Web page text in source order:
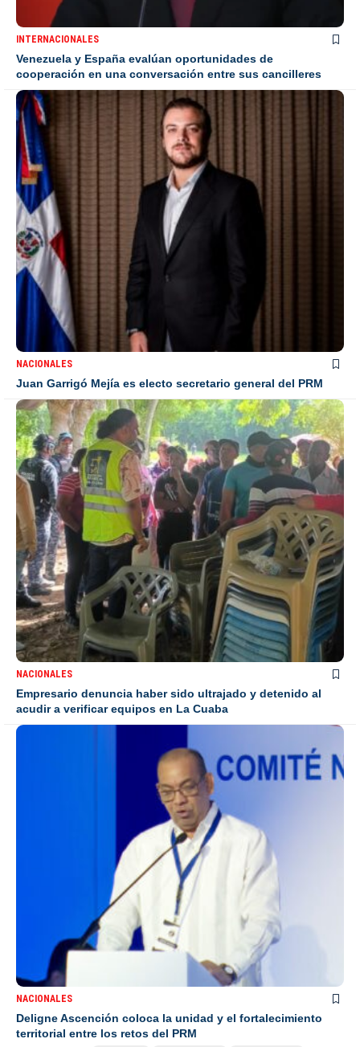
INTERNACIONALES
Venezuela y España evalúan oportunidades de
cooperación en una conversación entre sus cancilleres
NACIONALES
Juan Garrigó Mejía es electo secretario general del PRM
NACIONALES
Empresario denuncia haber sido ultrajado y detenido al
acudir a verificar equipos en La Cuaba
NACIONALES
Deligne Ascención coloca la unidad y el fortalecimiento
territorial entre los retos del PRM